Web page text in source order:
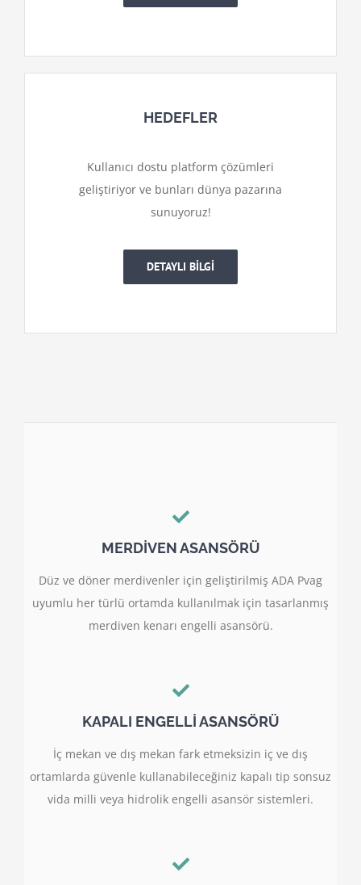
HEDEFLER
Kullanıcı dostu platform çözümleri
geliştiriyor ve bunları dünya pazarına
sunuyoruz!
DETAYLI BİLGİ
MERDİVEN ASANSÖRÜ
Düz ve döner merdivenler için geliştirilmiş ADA Pvag
uyumlu her türlü ortamda kullanılmak için tasarlanmış
merdiven kenarı engelli asansörü.
KAPALI ENGELLİ ASANSÖRÜ
İç mekan ve dış mekan fark etmeksizin iç ve dış
ortamlarda güvenle kullanabileceğiniz kapalı tip sonsuz
vida milli veya hidrolik engelli asansör sistemleri.